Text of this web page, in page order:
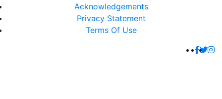
Acknowledgements
Privacy Statement
Terms Of Use